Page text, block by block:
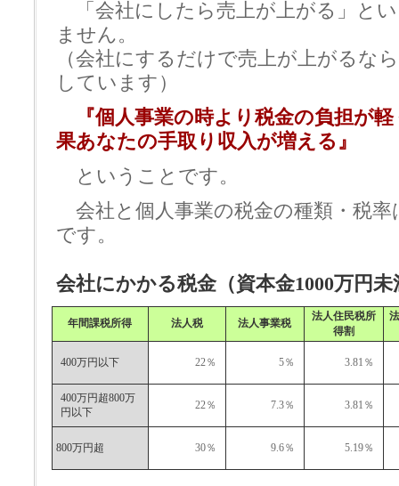
「会社にしたら売上が上がる」と
ません。
（会社にするだけで売上が上がるな
しています）
『個人事業の時より税金の負担が
果あなたの手取り収入が増える』
ということです。
会社と個人事業の税金の種類・税率
です。
会社にかかる税金（資本金1000万円
年間課税所得 法人税 法人事業税
法人住民税所
得割
400万円以下 22％ 5％ 3.81％
400万円超800万
円以下
22％ 7.3％ 3.81％
800万円超 30％ 9.6％ 5.19％